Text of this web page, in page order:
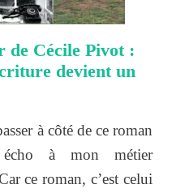
de Cécile Pivot :
devient un
à côté de ce roman
à mon métier
ce roman, c’est celui